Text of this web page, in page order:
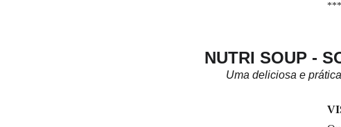
NUTRI SOUP -
Uma deliciosa e
V